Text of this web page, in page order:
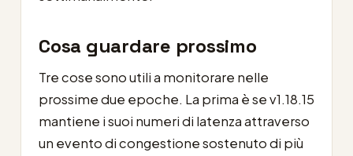
Cosa guardare prossimo
Tre cose sono utili a monitorare nelle
prossime due epoche. La prima è se v1.18.15
mantiene i suoi numeri di latenza attraverso
un evento di congestione sostenuto di più